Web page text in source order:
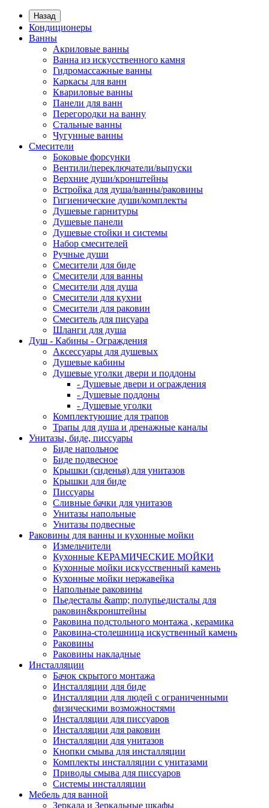
Назад
Кондиционеры
Ванны
Акриловые ванны
Ванна из искусственного камня
Гидромассажные ванны
Каркасы для ванн
Квариловые ванны
Панели для ванн
Перегородки на ванну
Стальные ванны
Чугунные ванны
Смесители
Боковые форсунки
Вентили/переключатели/выпуски
Верхние души/кронштейны
Встройка для душа/ванны/раковины
Гигиенические души/комплекты
Душевые гарнитуры
Душевые панели
Душевые стойки и системы
Набор смесителей
Ручные души
Смесители для биде
Смесители для ванны
Смесители для душа
Смесители для кухни
Смесители для раковин
Смеситель для писуара
Шланги для душа
Душ - Кабины - Ограждения
Аксессуары для душевых
Душевые кабины
Душевые уголки двери и поддоны
- Душевые двери и ограждения
- Душевые поддоны
- Душевые уголки
Комплектующие для трапов
Трапы для душа и дренажные каналы
Унитазы, биде, писсуары
Биде напольное
Биде подвесное
Крышки (сиденья) для унитазов
Крышки для биде
Писсуары
Сливные бачки для унитазов
Унитазы напольные
Унитазы подвесные
Раковины для ванны и кухонные мойки
Измельчители
Кухонные КЕРАМИЧЕСКИЕ МОЙКИ
Кухонные мойки искусственный камень
Кухонные мойки нержавейка
Напольные раковины
Пьедесталы &amp; полупьедисталы для
раковин&кронштейны
Раковина подстольного монтажа , керамика
Раковина-столешница искуственный камень
Раковины
Раковины накладные
Инсталляции
Бачок скрытого монтажа
Инсталляции для биде
Инсталляции для людей с ограниченными
физическими возможностями
Инсталляции для писсуаров
Инсталляции для раковин
Инсталляции для унитазов
Кнопки смыва для инсталляции
Комплекты инсталляции с унитазами
Приводы смыва для писсуаров
Системы инсталляции
Мебель для ванной
Зеркала и Зеркальные шкафы